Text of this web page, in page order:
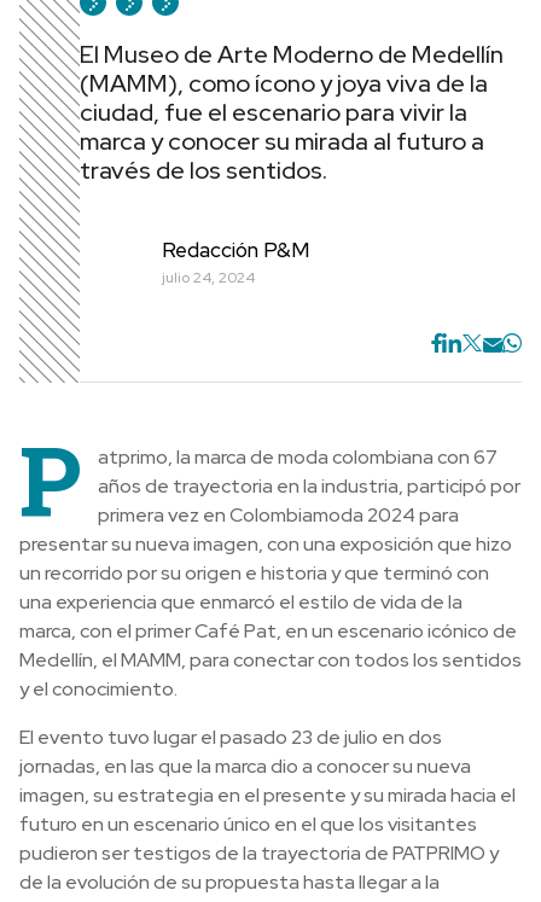
El Museo de Arte Moderno de Medellín
(MAMM), como ícono y joya viva de la
ciudad, fue el escenario para vivir la
marca y conocer su mirada al futuro a
través de los sentidos.
Redacción P&M
julio 24, 2024
P
atprimo, la marca de moda colombiana con 67
años de trayectoria en la industria, participó por
primera vez en Colombiamoda 2024 para
presentar su nueva imagen, con una exposición que hizo
un recorrido por su origen e historia y que terminó con
una experiencia que enmarcó el estilo de vida de la
marca, con el primer Café Pat, en un escenario icónico de
Medellín, el MAMM, para conectar con todos los sentidos
y el conocimiento.
El evento tuvo lugar el pasado 23 de julio en dos
jornadas, en las que la marca dio a conocer su nueva
imagen, su estrategia en el presente y su mirada hacia el
futuro en un escenario único en el que los visitantes
pudieron ser testigos de la trayectoria de PATPRIMO y
de la evolución de su propuesta hasta llegar a la